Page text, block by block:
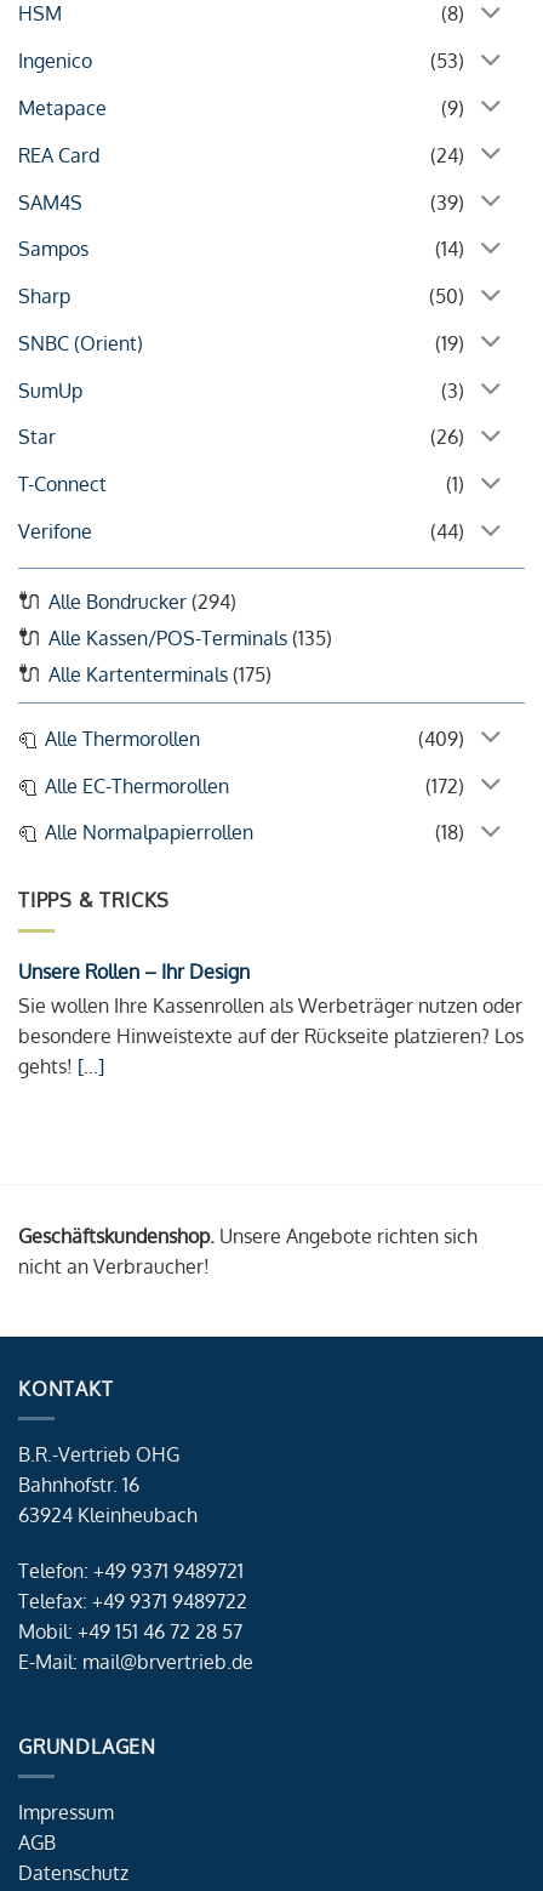
HSM
(8)
Ingenico
(53)
Metapace
(9)
REA Card
(24)
SAM4S
(39)
Sampos
(14)
Sharp
(50)
SNBC (Orient)
(19)
SumUp
(3)
Star
(26)
T-Connect
(1)
Verifone
(44)
Alle Bondrucker (294)
Alle Kassen/POS-Terminals (135)
Alle Kartenterminals (175)
Alle Thermorollen
(409)
Alle EC-Thermorollen
(172)
Alle Normalpapierrollen
(18)
TIPPS & TRICKS
Unsere Rollen – Ihr Design
Sie wollen Ihre Kassenrollen als Werbeträger nutzen oder
besondere Hinweistexte auf der Rückseite platzieren? Los
gehts! [...]
Geschäftskundenshop. Unsere Angebote richten sich
nicht an Verbraucher!
KONTAKT
B.R.-Vertrieb OHG
Bahnhofstr. 16
63924 Kleinheubach
Telefon: +49 9371 9489721
Telefax: +49 9371 9489722
Mobil: +49 151 46 72 28 57
E-Mail: mail@brvertrieb.de
GRUNDLAGEN
Impressum
AGB
Datenschutz